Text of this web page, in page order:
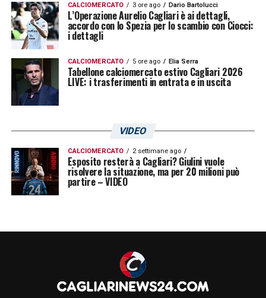
CALCIOMERCATO 3 ore ago Dario Bartolucci
L’Operazione Aurelio Cagliari è ai dettagli,
accordo con lo Spezia per lo scambio con Ciocci:
i dettagli
CALCIOMERCATO 5 ore ago Elia Serra
Tabellone calciomercato estivo Cagliari 2026
LIVE: i trasferimenti in entrata e in uscita
VIDEO
CALCIOMERCATO 2 settimane ago
Esposito resterà a Cagliari? Giulini vuole
risolvere la situazione, ma per 20 milioni può
partire – VIDEO